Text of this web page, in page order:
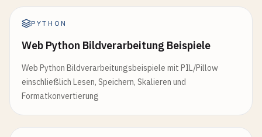
PYTHON
Web Python Bildverarbeitung Beispiele
Web Python Bildverarbeitungsbeispiele mit PIL/Pillow
einschließlich Lesen, Speichern, Skalieren und
Formatkonvertierung